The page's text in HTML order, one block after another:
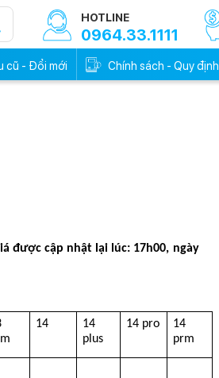
HOTLINE
0964.33.1111
cũ - Đổi mới Chính sách - Quy định
17h00, ngày
14
14
plus
14 pro
14
prm